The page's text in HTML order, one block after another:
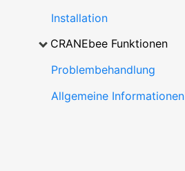
Installation
CRANEbee Funktionen
Problembehandlung
Allgemeine Informationen